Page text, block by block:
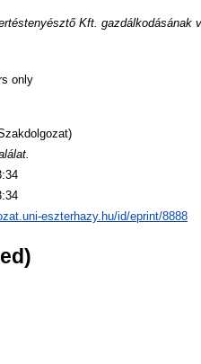
Kft. gazdálkodásának
only
eszterhazy.hu/id/eprint/8888